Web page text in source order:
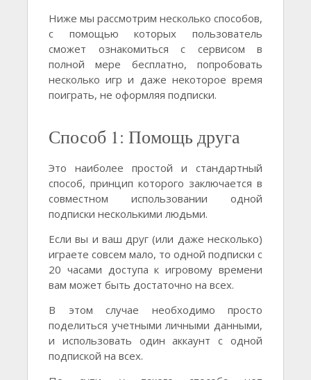
Ниже мы рассмотрим несколько способов,
с помощью которых пользователь
сможет ознакомиться с сервисом в
полной мере бесплатно, попробовать
несколько игр и даже некоторое время
поиграть, не оформляя подписки.
Способ 1: Помощь друга
Это наиболее простой и стандартный
способ, принцип которого заключается в
совместном использовании одной
подписки несколькими людьми.
Если вы и ваш друг (или даже несколько)
играете совсем мало, то одной подписки с
20 часами доступа к игровому времени
вам может быть достаточно на всех.
В этом случае необходимо просто
поделиться учетными личными данными,
и использовать один аккаунт с одной
подпиской на всех.